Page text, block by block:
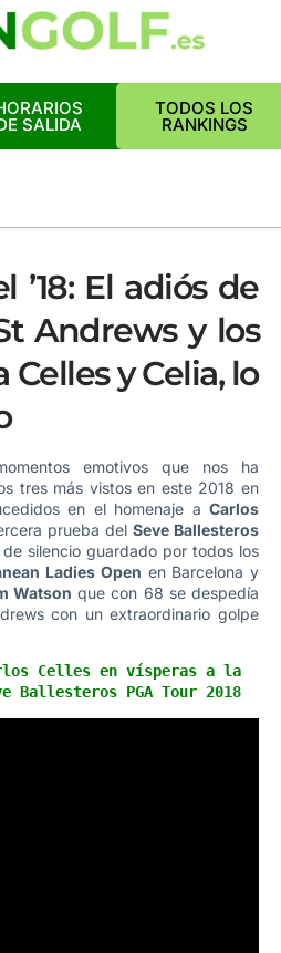
SALIDA
TODOS LOS
RANKINGS
’18: El adiós de
Andrews y los
y Celia, lo
emotivos que nos ha
tres más vistos en este 2018 en
en el homenaje a Carlos
prueba delSeve Ballesteros
de silencio guardado por todos los
Ladies Open en Barcelona y
Watson que con 68 se despedía
con un extraordinario golpe
Celles en vísperas a la
Ballesteros PGA Tour 2018